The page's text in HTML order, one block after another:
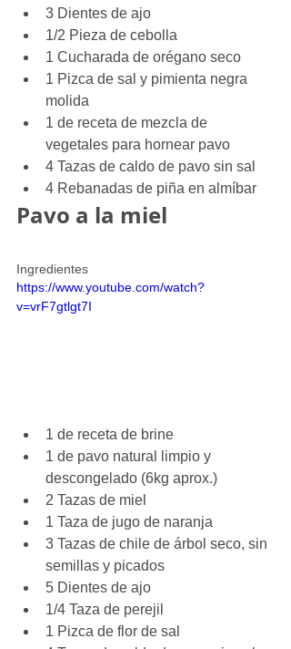
3 Dientes de ajo
1/2 Pieza de cebolla
1 Cucharada de orégano seco
1 Pizca de sal y pimienta negra
molida
1 de receta de mezcla de
vegetales para hornear pavo
4 Tazas de caldo de pavo sin sal
4 Rebanadas de piña en almíbar
Pavo a la miel
Ingredientes
https://www.youtube.com/watch?
v=vrF7gtlgt7I
1 de receta de brine
1 de pavo natural limpio y
descongelado (6kg aprox.)
2 Tazas de miel
1 Taza de jugo de naranja
3 Tazas de chile de árbol seco, sin
semillas y picados
5 Dientes de ajo
1/4 Taza de perejil
1 Pizca de flor de sal